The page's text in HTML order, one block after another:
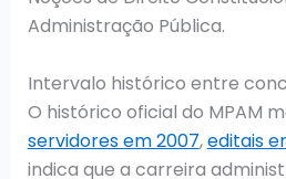
Administração Pública.
Intervalo histórico entre
O histórico oficial do MPAM
servidores em 2007,editais
indica que a carreira